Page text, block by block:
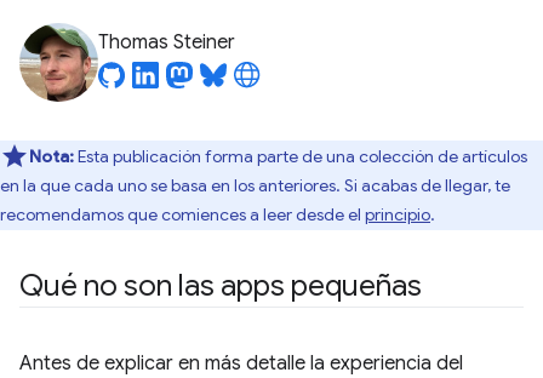
Thomas Steiner
Nota:Esta publicación forma parte de una colección de artículos
en la que cada uno se basa en los anteriores. Si acabas de llegar, te
recomendamos que comiences a leer desde el principio.
Qué no son las apps pequeñas
Antes de explicar en más detalle la experiencia del